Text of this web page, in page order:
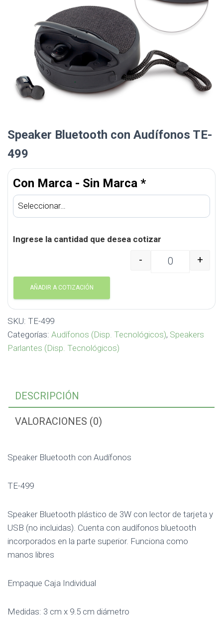
Speaker Bluetooth con Audífonos TE-
499
Con Marca - Sin Marca *
Ingrese la cantidad que desea cotizar
Speaker Bluetooth
- +
AÑADIR A COTIZACIÓN
SKU: TE-499
Categorías: Audífonos (Disp. Tecnológicos), Speakers
Parlantes (Disp. Tecnológicos)
DESCRIPCIÓN
VALORACIONES (0)
Speaker Bluetooth con Audífonos
TE-499
Speaker Bluetooth plástico de 3W con lector de tarjeta y
USB (no incluidas). Cuenta con audífonos bluetooth
incorporados en la parte superior. Funciona como
manos libres
Empaque Caja Individual
Medidas: 3 cm x 9.5 cm diámetro